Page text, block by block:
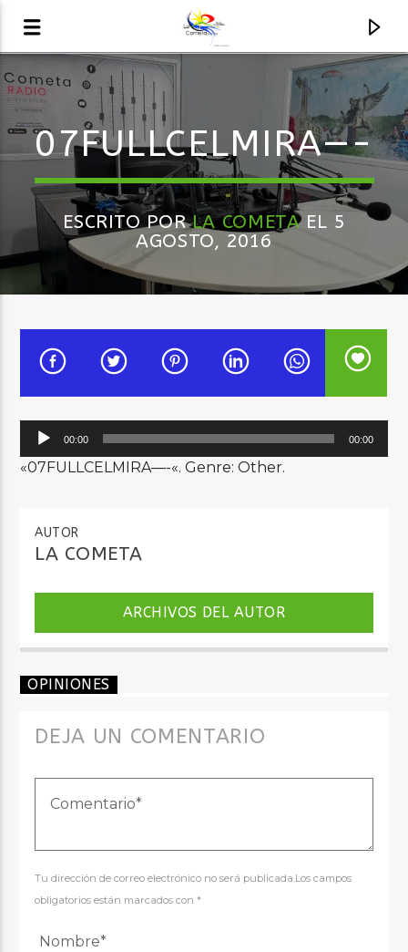
AUDIO EN VIVO
LA COMETA, SEÑALES A CIELO ABIERTO
Audio en Vivo
07FULLCELMIRA—-
ESCRITO PORLA COMETAEL 5
AGOSTO, 2016
Reproductor
audio
00:00 00:00
«07FULLCELMIRA—-«. Genre: Other.
AUTOR
LA COMETA
ARCHIVOS DEL AUTOR
OPINIONES
DEJA UN COMENTARIO
Tu dirección de correo electrónico no será publicada.Los campos
obligatorios están marcados con *